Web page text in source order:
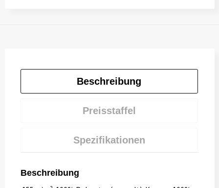
Beschreibung
Preisstaffel
Spezifikationen
Beschreibung